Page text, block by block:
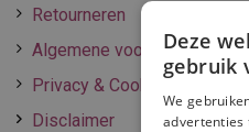
Retourneren
Algemene voorwaarden
Privacy & Cookie policy
Disclaimer
Deze
gebruik
We
advertenties